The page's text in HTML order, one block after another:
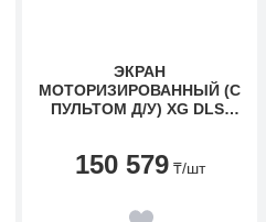
ЭКРАН
МОТОРИЗИРОВАННЫЙ (С
ПУЛЬТОМ Д/У) XG DLS-
150 579 ₸/шт